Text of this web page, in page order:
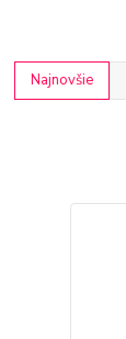
Najnovšie